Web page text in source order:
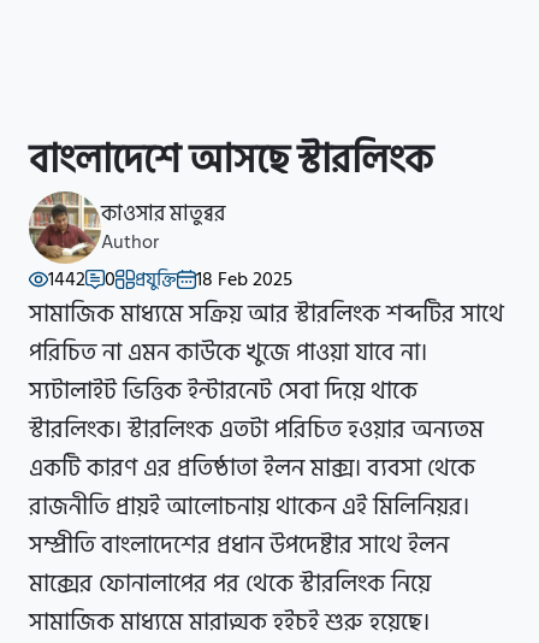
বাংলাদেশে আসছে স্টারলিংক
কাওসার মাতুব্বর
Author
1442
0 প্রযুক্তি 18 Feb 2025
সামাজিক মাধ্যমে সক্রিয় আর স্টারলিংক শব্দটির সাথে
পরিচিত না এমন কাউকে খুজে পাওয়া যাবে না।
স্যটালাইট ভিত্তিক ইন্টারনেট সেবা দিয়ে থাকে
স্টারলিংক। স্টারলিংক এতটা পরিচিত হওয়ার অন্যতম
একটি কারণ এর প্রতিষ্ঠাতা ইলন মাক্স। ব্যবসা থেকে
রাজনীতি প্রায়ই আলোচনায় থাকেন এই মিলিনিয়র।
সম্প্রীতি বাংলাদেশের প্রধান উপদেষ্টার সাথে ইলন
মাক্সের ফোনালাপের পর থেকে স্টারলিংক নিয়ে
সামাজিক মাধ্যমে মারাত্মক হইচই শুরু হয়েছে।